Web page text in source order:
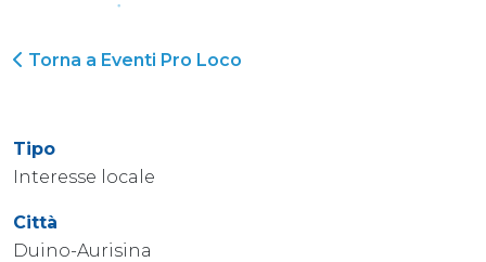
Torna a Eventi Pro Loco
Tipo
Interesse locale
Città
Duino-Aurisina